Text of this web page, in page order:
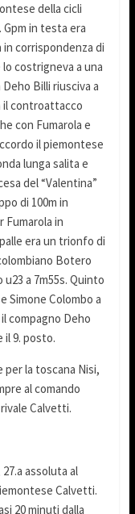
della cicli
Gpm in testa era
in corrispondenza di
lo costrigneva a una
Billi riusciva a
il controattacco
con Fumarola e
il piemontese
lunga salita e
del “Valentina”
di 100m in
Fumarola in
era un trionfo di
Botero
a 7m55s. Quinto
Simone Colombo a
compagno Deho
il 9. posto.
la toscana Nisi,
al comando
Calvetti.
assoluta al
Calvetti.
20 minuti dalla